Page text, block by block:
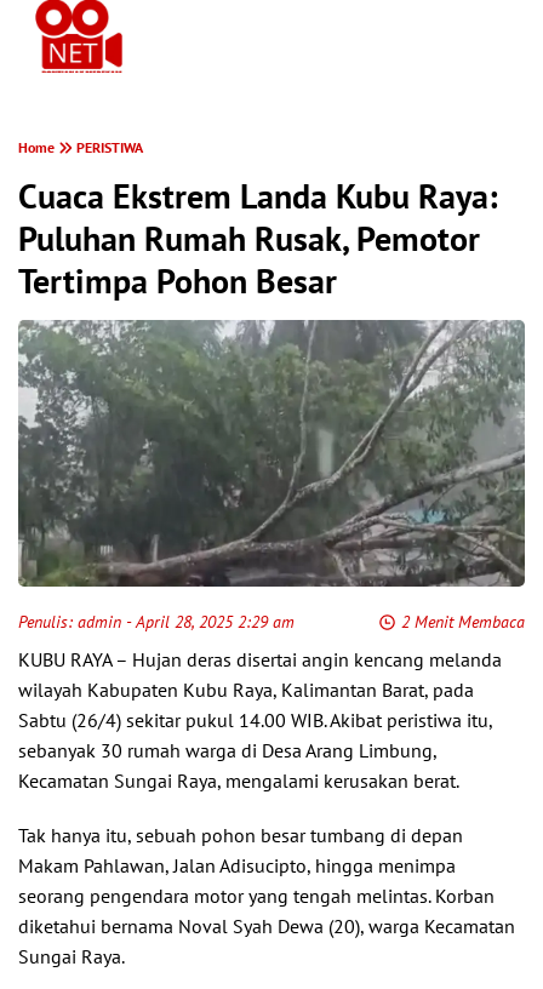
Home PERISTIWA
Cuaca Ekstrem Landa Kubu Raya:
Puluhan Rumah Rusak, Pemotor
Tertimpa Pohon Besar
Penulis: admin - April 28, 2025 2:29 am 2 Menit Membaca
KUBU RAYA – Hujan deras disertai angin kencang melanda
wilayah Kabupaten Kubu Raya, Kalimantan Barat, pada
Sabtu (26/4) sekitar pukul 14.00 WIB. Akibat peristiwa itu,
sebanyak 30 rumah warga di Desa Arang Limbung,
Kecamatan Sungai Raya, mengalami kerusakan berat.
Tak hanya itu, sebuah pohon besar tumbang di depan
Makam Pahlawan, Jalan Adisucipto, hingga menimpa
seorang pengendara motor yang tengah melintas. Korban
diketahui bernama Noval Syah Dewa (20), warga Kecamatan
Sungai Raya.